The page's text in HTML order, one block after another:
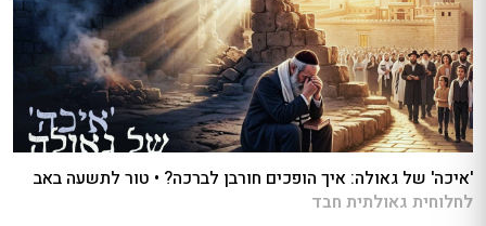
'איכה' של גאולה: איך הופכים חורבן לברכה? • טור לתשעה באב
לחלוחית גאולתית חבד